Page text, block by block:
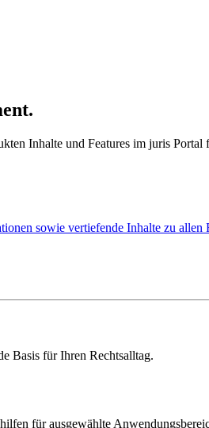
Inhalte und Features im juris Portal
sowie vertiefende Inhalte zu allen
Basis für Ihren Rechtsalltag.
für ausgewählte